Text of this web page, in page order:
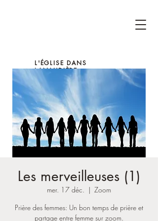
L'ÉGLISE DANS
LANAUDIÈRE
Les merveilleuses (1)
mer. 17 déc.
  |
Zoom
Prière des femmes: Un bon temps de prière et
partage entre femme sur zoom.